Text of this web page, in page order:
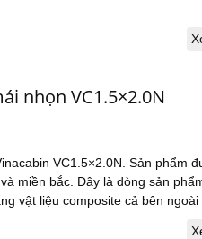
nhọn VC1.5×2.0N
VC1.5×2.0N. Sản phẩm
miền bắc. Đây là dòng sản
vật liệu composite cả bên ngoài